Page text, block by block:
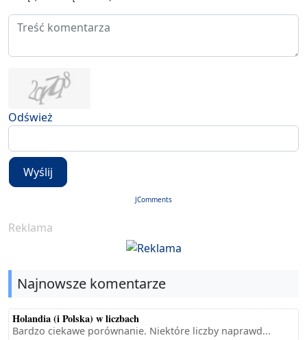
Odśwież
Wyślij
JComments
Reklama
Najnowsze komentarze
Holandia (i Polska) w liczbach
Bardzo ciekawe porównanie. Niektóre liczby naprawd...